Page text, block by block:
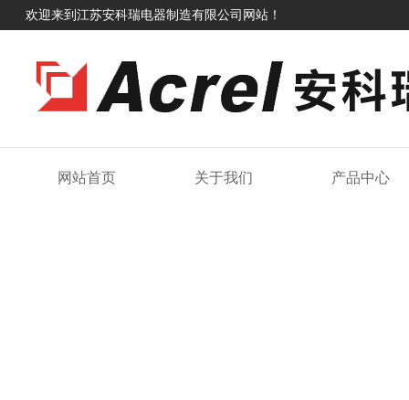
欢迎来到江苏安科瑞电器制造有限公司网站！
网站首页 关于我们 产品中心